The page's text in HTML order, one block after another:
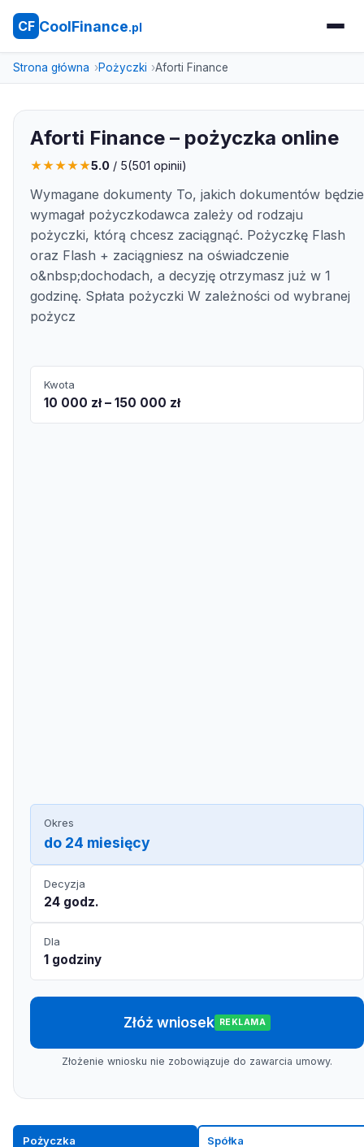
CF CoolFinance.pl
Strona główna Pożyczki Aforti Finance
Aforti Finance – pożyczka online
★★★★★5.0 / 5(501 opinii)
Wymagane dokumenty To, jakich dokumentów będzie
wymagał pożyczkodawca zależy od rodzaju
pożyczki, którą chcesz zaciągnąć. Pożyczkę Flash
oraz Flash + zaciągniesz na oświadczenie
o&nbsp;dochodach, a decyzję otrzymasz już w 1
godzinę. Spłata pożyczki W zależności od wybranej
pożycz
Kwota
10 000 zł – 150 000 zł
Okres
do 24 miesięcy
Decyzja
24 godz.
Dla
1 godziny
Złóż wniosek REKLAMA
Złożenie wniosku nie zobowiązuje do zawarcia umowy.
Pożyczka Spółka